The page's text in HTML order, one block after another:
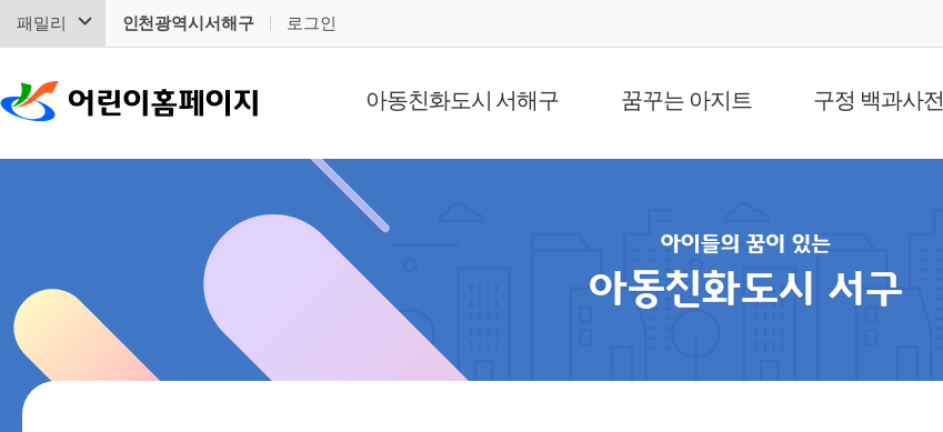
패밀리 인천광역시서해구 로그인
아동친화도시 서해구 꿈꾸는 아지트 구정 백과사전